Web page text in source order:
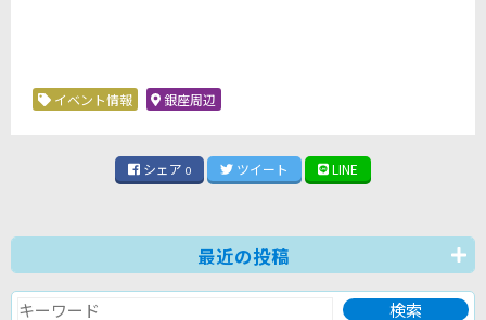
イベント情報 銀座周辺
シェア 0 ツイート LINE
最近の投稿